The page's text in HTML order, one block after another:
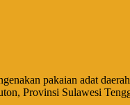
pakaian adat
Provinsi Sulawesi